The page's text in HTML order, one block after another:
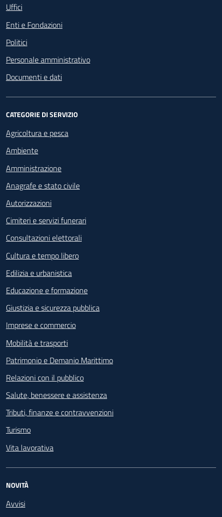
Uffici
Enti e Fondazioni
Politici
Personale amministrativo
Documenti e dati
CATEGORIE DI SERVIZIO
Agricoltura e pesca
Ambiente
Amministrazione
Anagrafe e stato civile
Autorizzazioni
Cimiteri e servizi funerari
Consultazioni elettorali
Cultura e tempo libero
Edilizia e urbanistica
Educazione e formazione
Giustizia e sicurezza pubblica
Imprese e commercio
Mobilità e trasporti
Patrimonio e Demanio Marittimo
Relazioni con il pubblico
Salute, benessere e assistenza
Tributi, finanze e contravvenzioni
Turismo
Vita lavorativa
NOVITÀ
Avvisi